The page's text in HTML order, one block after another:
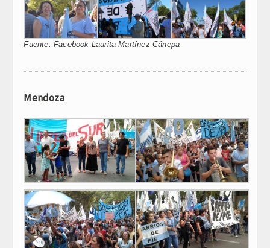
Fuente: Facebook Laurita Martínez Cánepa
Mendoza